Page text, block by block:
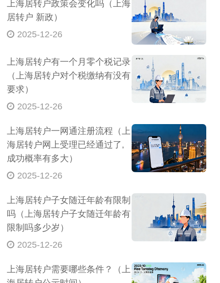
上海居转户政策会变化吗（上海
居转户 新政）
2025-12-26
上海居转户有一个月零个税记录
（上海居转户对个税缴纳有没有
要求）
2025-12-26
上海居转户一网通注册流程（上
海居转户网上受理已经通过了,
成功概率有多大）
2025-12-26
上海居转户子女随迁年龄有限制
吗（上海居转户子女随迁年龄有
限制吗多少岁）
2025-12-26
上海居转户需要哪些条件？（上